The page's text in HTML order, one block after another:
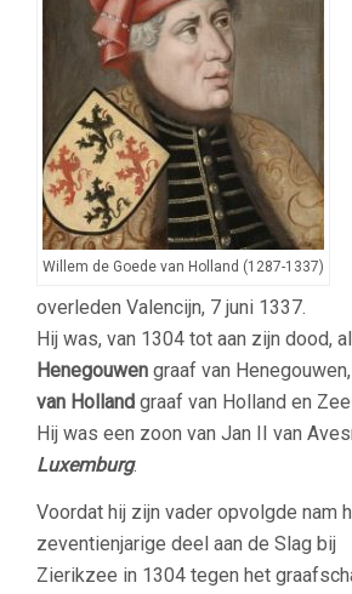
Willem de Goede van Holland (1287-1337)
overleden Valencijn, 7 juni 1337.
Hij was, van 1304 tot aan zijn dood,
Henegouwen graaf van
van Holland graaf van Holland en
Hij was een zoon van Jan II van
Luxemburg.
Voordat hij zijn vader opvolgde nam
zeventienjarige deel aan de Slag bij
Zierikzee in 1304 tegen het